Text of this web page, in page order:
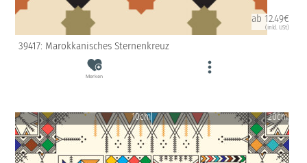
ab 12.49€
(inkl. USt)
39417: Marokkanisches Sternenkreuz
Merken
10cm 20cm